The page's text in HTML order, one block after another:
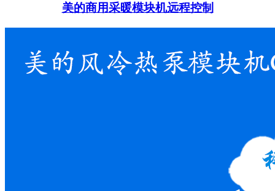
美的商用采暖模块机远程控制